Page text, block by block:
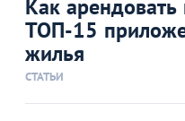
Как
ТОП-15
жилья
СТАТЬИ